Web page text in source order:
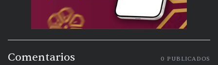
Comentarios 0 PUBLICADOS